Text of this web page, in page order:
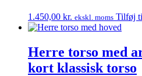
1.450,00 kr. ekskl. moms Tilføj
Herre torso med
kort klassisk torso